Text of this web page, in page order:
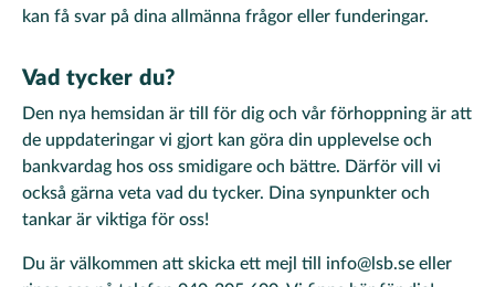
kan få svar på dina allmänna frågor eller funderingar.
Vad tycker du?
Den nya hemsidan är till för dig och vår förhoppning är att
de uppdateringar vi gjort kan göra din upplevelse och
bankvardag hos oss smidigare och bättre. Därför vill vi
också gärna veta vad du tycker. Dina synpunkter och
tankar är viktiga för oss!
Du är välkommen att skicka ett mejl till info@lsb.se eller